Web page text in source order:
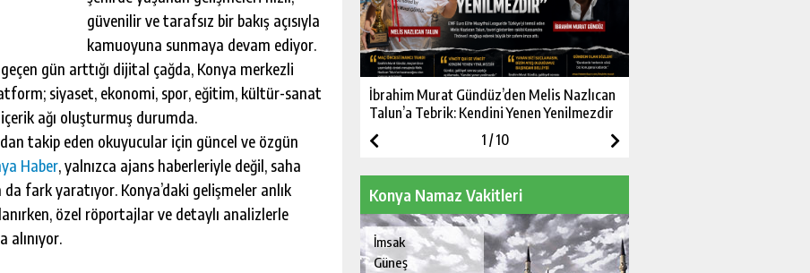
güvenilir ve tarafsız bir bakış açısıyla
kamuoyuna sunmaya devam ediyor.
gün arttığı dijital çağda, Konya merkezli
siyaset, ekonomi, spor, eğitim, kültür-sanat
ağı oluşturmuş durumda.
takip eden okuyucular için güncel ve özgün
Haber, yalnızca ajans haberleriyle değil, saha
da fark yaratıyor. Konya’daki gelişmeler anlık
özel röportajlar ve detaylı analizlerle
alınıyor.
İbrahim Murat Gündüz’den Melis Nazlıcan
Talun’a Tebrik: Kendini Yenen Yenilmezdir
1 /10
Konya Namaz Vakitleri
İmsak
Güneş